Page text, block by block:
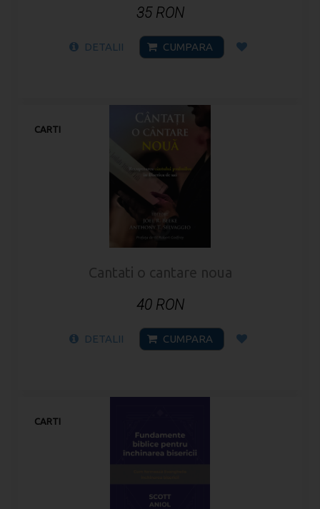
35 RON
DETALII CUMPARA
CARTI
Cantati o cantare noua
40 RON
DETALII CUMPARA
CARTI